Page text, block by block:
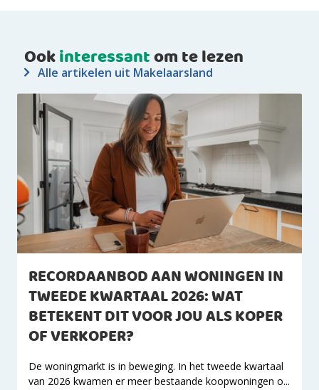
Ookinteressantom te lezen
Alle artikelen uit Makelaarsland
RECORDAANBOD AAN WONINGEN IN
TWEEDE KWARTAAL 2026: WAT
BETEKENT DIT VOOR JOU ALS KOPER
OF VERKOPER?
De woningmarkt is in beweging. In het tweede kwartaal
van 2026 kwamen er meer bestaande koopwoningen o...